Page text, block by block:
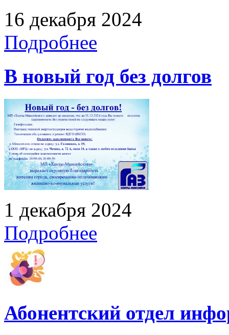
16 декабря 2024
Подробнее
В новый год без долгов
1 декабря 2024
Подробнее
Абонентский отдел